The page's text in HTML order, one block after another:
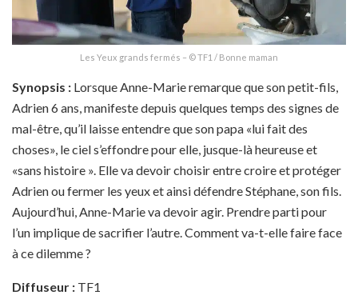
Les Yeux grands fermés – © TF1 / Bonne maman
Synopsis : Lorsque Anne-Marie remarque que son petit-fils,
Adrien 6 ans, manifeste depuis quelques temps des signes de
mal-être, qu’il laisse entendre que son papa «lui fait des
choses», le ciel s’effondre pour elle, jusque-là heureuse et
«sans histoire ». Elle va devoir choisir entre croire et protéger
Adrien ou fermer les yeux et ainsi défendre Stéphane, son fils.
Aujourd’hui, Anne-Marie va devoir agir. Prendre parti pour
l’un implique de sacrifier l’autre. Comment va-t-elle faire face
à ce dilemme ?
Diffuseur : TF1